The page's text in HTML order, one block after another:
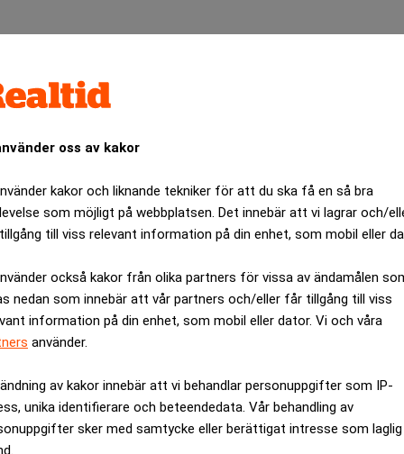
oss av kakor
kakor och liknande tekniker för att du ska få en så bra
som möjligt på webbplatsen. Det innebär att vi lagrar och/
till viss relevant information på din enhet, som mobil eller
också kakor från olika partners för vissa av ändamålen
nedan som innebär att vår partners och/eller får tillgång till viss
information på din enhet, som mobil eller dator. Vi och våra
använder.
av kakor innebär att vi behandlar personuppgifter som IP-
unika identifierare och beteendedata. Vår behandling av
sker med samtycke eller berättigat intresse som laglig
Erik Thedéenpå torsdagen inte kommer att presentera
oväntat hög i maj, vilket har minskat sannolikheten för en
tror dock att nästa räntesänkning sker tidigast i september.
och september”, säger han till
, som pekar ut de två månaderna som mest
gå åt rätt håll.
också bli aktuell innan jul, tror han.